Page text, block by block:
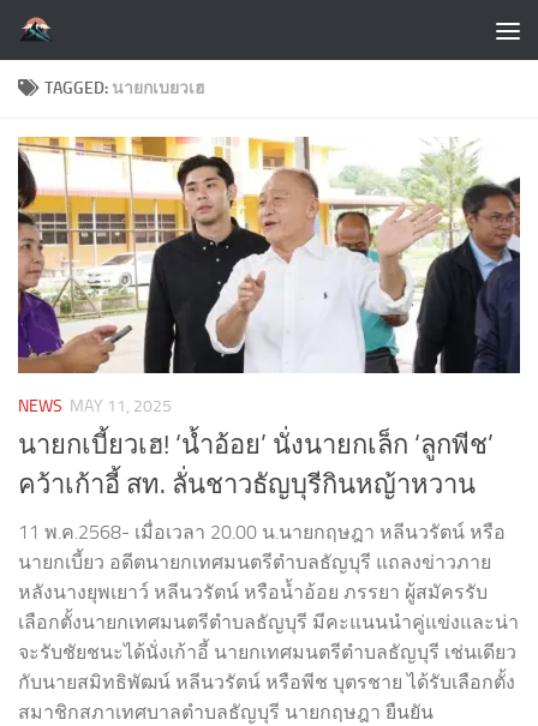
Skip to content
TAGGED: นายกเบยวเฮ
NEWS MAY 11, 2025
นายกเบี้ยวเฮ! ‘น้ำอ้อย’ นั่งนายกเล็ก ‘ลูกพีช’
คว้าเก้าอี้ สท. ลั่นชาวธัญบุรีกินหญ้าหวาน
11 พ.ค.2568- เมื่อเวลา 20.00 น.นายกฤษฎา หลีนวรัตน์ หรือ
นายกเบี้ยว อดีตนายกเทศมนตรีตำบลธัญบุรี แถลงข่าวภาย
หลังนางยุพเยาว์ หลีนวรัตน์ หรือน้ำอ้อย ภรรยา ผู้สมัครรับ
เลือกตั้งนายกเทศมนตรีตำบลธัญบุรี มีคะแนนนำคู่แข่งและน่า
จะรับชัยชนะได้นั่งเก้าอี้ นายกเทศมนตรีตำบลธัญบุรี เช่นเดียว
กับนายสมิทธิพัฒน์ หลีนวรัตน์ หรือพีช บุตรชาย ได้รับเลือกตั้ง
สมาชิกสภาเทศบาลตำบลธัญบุรี นายกฤษฎา ยืนยัน